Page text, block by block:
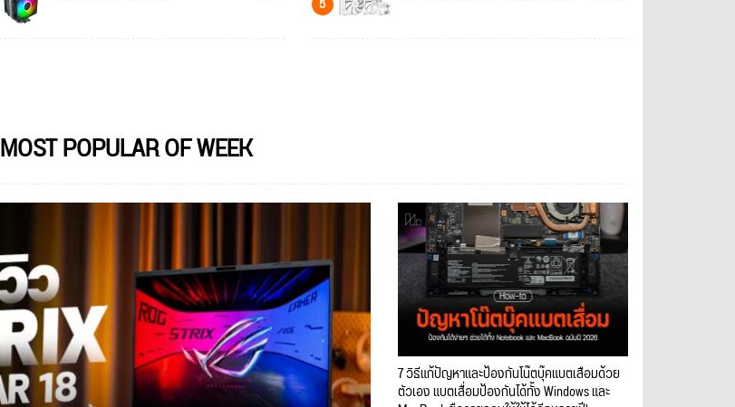
MOST POPULAR OF WEEK
7 วิธีแก้ปัญหาและป้องกันโน๊ตบุ๊คแบตเสื่อมด้วย
ตัวเอง แบตเสื่อมป้องกันได้ทั้ง Windows และ